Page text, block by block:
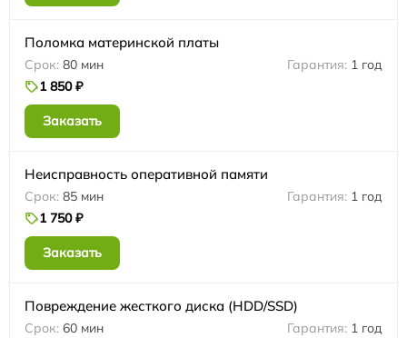
Поломка материнской платы
80 мин
1 год
1 850 ₽
Заказать
Неисправность оперативной памяти
85 мин
1 год
1 750 ₽
Заказать
Повреждение жесткого диска (HDD/SSD)
60 мин
1 год